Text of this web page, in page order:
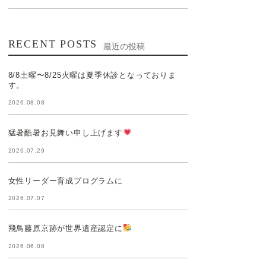
RECENT POSTS 最近の投稿
8/8土曜〜8/25火曜は夏季休診となっておりま
す。
2026.08.08
猛暑酷暑お見舞い申し上げます
2026.07.29
女性リーダー育成プログラムに
2026.07.07
飛鳥藤原京跡が世界遺産認定に
2026.06.08